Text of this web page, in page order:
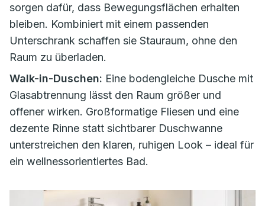
sorgen dafür, dass Bewegungsflächen erhalten
bleiben. Kombiniert mit einem passenden
Unterschrank schaffen sie Stauraum, ohne den
Raum zu überladen.
Walk-in-Duschen: Eine bodengleiche Dusche mit
Glasabtrennung lässt den Raum größer und
offener wirken. Großformatige Fliesen und eine
dezente Rinne statt sichtbarer Duschwanne
unterstreichen den klaren, ruhigen Look – ideal für
ein wellnessorientiertes Bad.